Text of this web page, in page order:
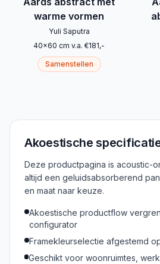
warme vormen
Yuli Saputra
40x60 cm v.a. €181,-
Samenstellen
Akoestische
Deze productpagina is acoustic-
altijd een geluidsabsorberend
en maat naar keuze.
Akoestische productflow
configurator
Framekleurselectie afgestemd
Geschikt voor woonruimtes,